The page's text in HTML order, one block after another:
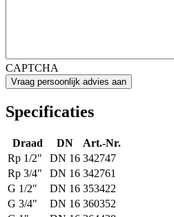
CAPTCHA
Specificaties
Draad DN
Art.-Nr.
Rp 1/2"
DN 16 342747
Rp 3/4"
DN 16 342761
G 1/2"
DN 16 353422
G 3/4"
DN 16 360352